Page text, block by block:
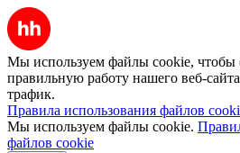
Мы используем файлы cookie, чтобы
правильную работу нашего веб-
трафик.
Правила использования файлов
Мы используем файлы cookie.
файлов cookie